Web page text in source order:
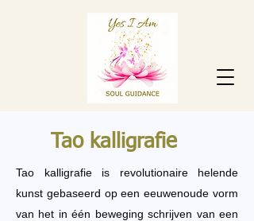
Tao kalligrafie
Tao kalligrafie is revolutionaire helende
kunst gebaseerd op een eeuwenoude vorm
van het in één beweging schrijven van een